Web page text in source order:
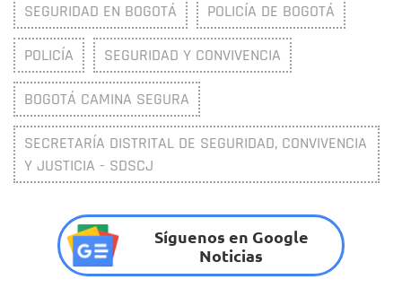
SEGURIDAD EN BOGOTÁ POLICÍA DE BOGOTÁ
POLICÍA SEGURIDAD Y CONVIVENCIA
BOGOTÁ CAMINA SEGURA
SECRETARÍA DISTRITAL DE SEGURIDAD, CONVIVENCIA
Y JUSTICIA - SDSCJ
Síguenos en Google
Noticias